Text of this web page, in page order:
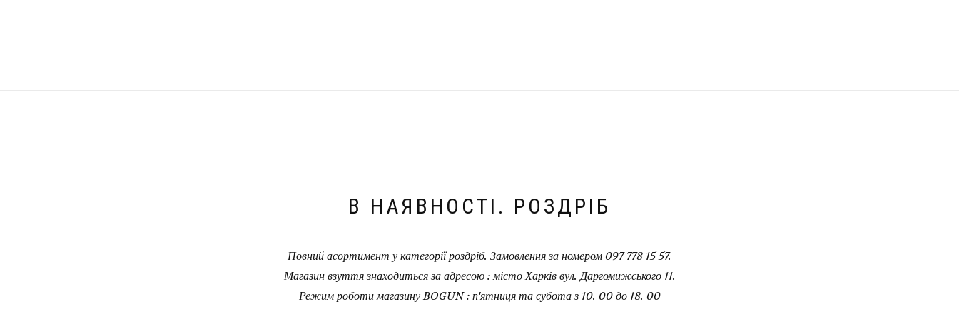
В НАЯВНОСТІ. РОЗДРІБ
Повний асортимент у категорії роздріб. Замовлення за номером 097 778 15 57.
Магазин взуття знаходиться за адресою : місто Харків вул. Даргомижського 11.
Режим роботи магазину BOGUN : п'ятниця та субота з 10. 00 до 18. 00